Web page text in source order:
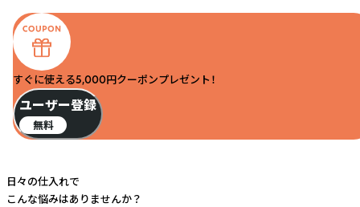
すぐに使える5,000円クーポンプレゼント！
ユーザー登録
無料
日々の仕入れで
こんな悩みはありませんか？